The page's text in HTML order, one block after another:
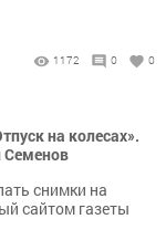
1172 0 0
на колесах».
Семенов
снимки на
сайтом газеты